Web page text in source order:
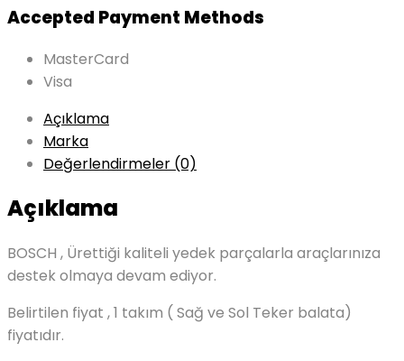
Accepted Payment Methods
MasterCard
Visa
Açıklama
Marka
Değerlendirmeler (0)
Açıklama
BOSCH , Ürettiği kaliteli yedek parçalarla araçlarınıza
destek olmaya devam ediyor.
Belirtilen fiyat , 1 takım ( Sağ ve Sol Teker balata)
fiyatıdır.